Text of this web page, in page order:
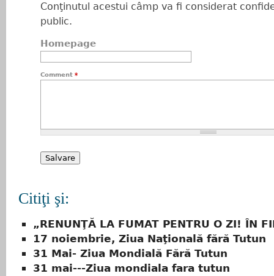
Conţinutul acestui câmp va fi considerat
public.
Homepage
Comment *
Citiţi şi:
„RENUNŢĂ LA FUMAT PENTRU O ZI! ÎN
17 noiembrie, Ziua Naţională fără Tutun
31 Mai- Ziua Mondială Fără Tutun
31 mai---Ziua mondiala fara tutun